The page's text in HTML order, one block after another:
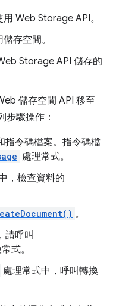
Web Storage API。
存空間。
Storage API 儲存的
儲存空間 API 移至
步驟操作：
指令碼檔案。指令碼檔
處理常式。
，檢查資料的
。
請呼叫
式。
處理常式中，呼叫轉換